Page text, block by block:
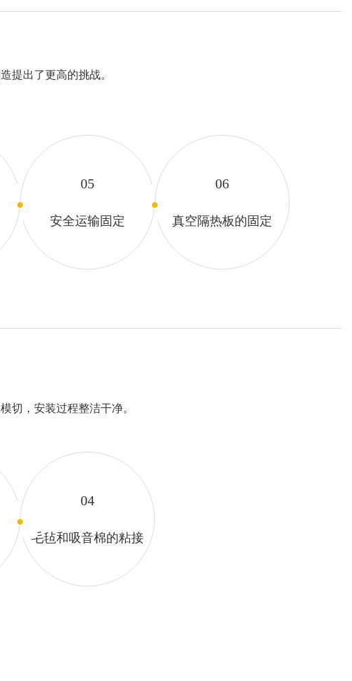
提出了更高的挑战。
05
安全运输固定
06
真空隔热板的固定
切，安装过程整洁⼲净。
04
毛毡和吸音棉的粘接